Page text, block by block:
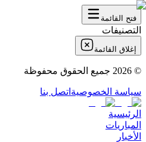
فتح القائمة
التصنيفات
إغلاق القائمة
©
2026 جميع الحقوق محفوظة
سياسة الخصوصية اتصل بنا
الرئيسية
المباريات
الأخبار